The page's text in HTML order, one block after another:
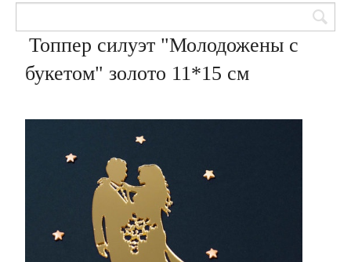
Топпер силуэт "Молодожены с
букетом" золото 11*15 см